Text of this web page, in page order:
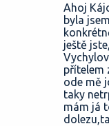
Ahoj
byla
ještě
přítelem
ode mě
taky
mám já